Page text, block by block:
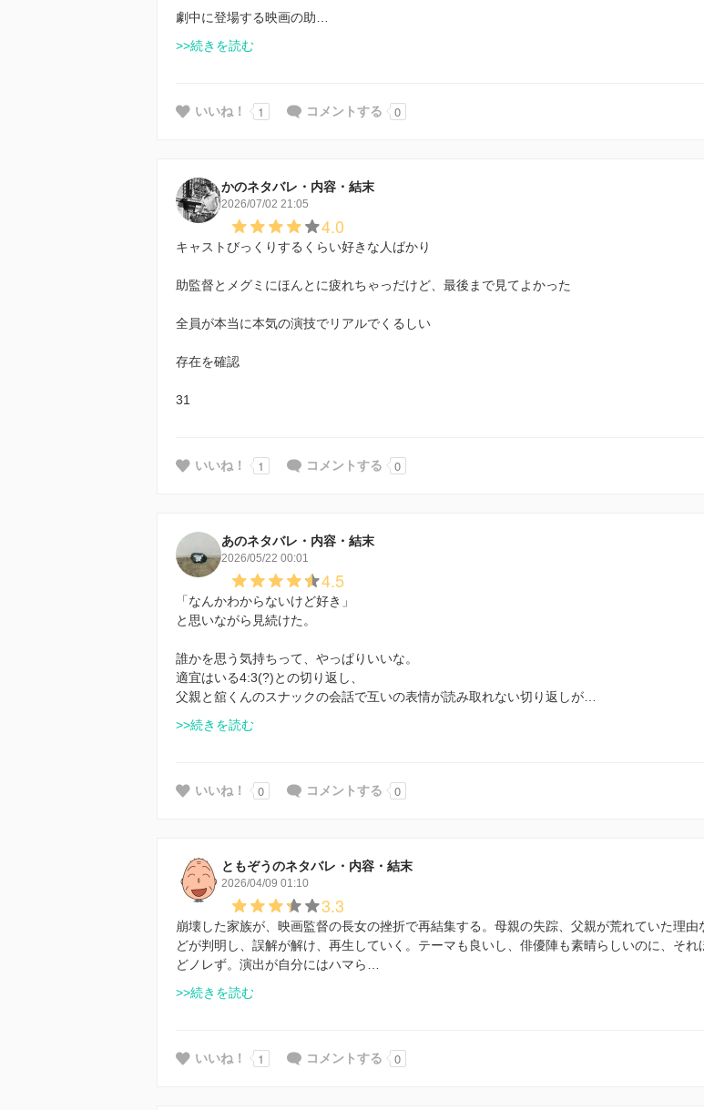
劇中に登場する映画の助…
>>続きを読む
いいね！ 1 コメントする 0
かのネタバレ・内容・結末
2026/07/02 21:05
4.0
キャストびっくりするくらい好きな人ばかり
助監督とメグミにほんとに疲れちゃっだけど、最後まで見てよかった
全員が本当に本気の演技でリアルでくるしい
存在を確認
31
いいね！ 1 コメントする 0
あのネタバレ・内容・結末
2026/05/22 00:01
4.5
「なんかわからないけど好き」
と思いながら見続けた。
誰かを思う気持ちって、やっぱりいいな。
適宜はいる4:3(?)との切り返し、
父親と舘くんのスナックの会話で互いの表情が読み取れない切り返しが…
>>続きを読む
いいね！ 0 コメントする 0
ともぞうのネタバレ・内容・結末
2026/04/09 01:10
3.3
崩壊した家族が、映画監督の長女の挫折で再結集する。母親の失踪、父親が荒れていた理由
どが判明し、誤解が解け、再生していく。テーマも良いし、俳優陣も素晴らしいのに、それ
どノレず。演出が自分にはハマら…
>>続きを読む
いいね！ 1 コメントする 0